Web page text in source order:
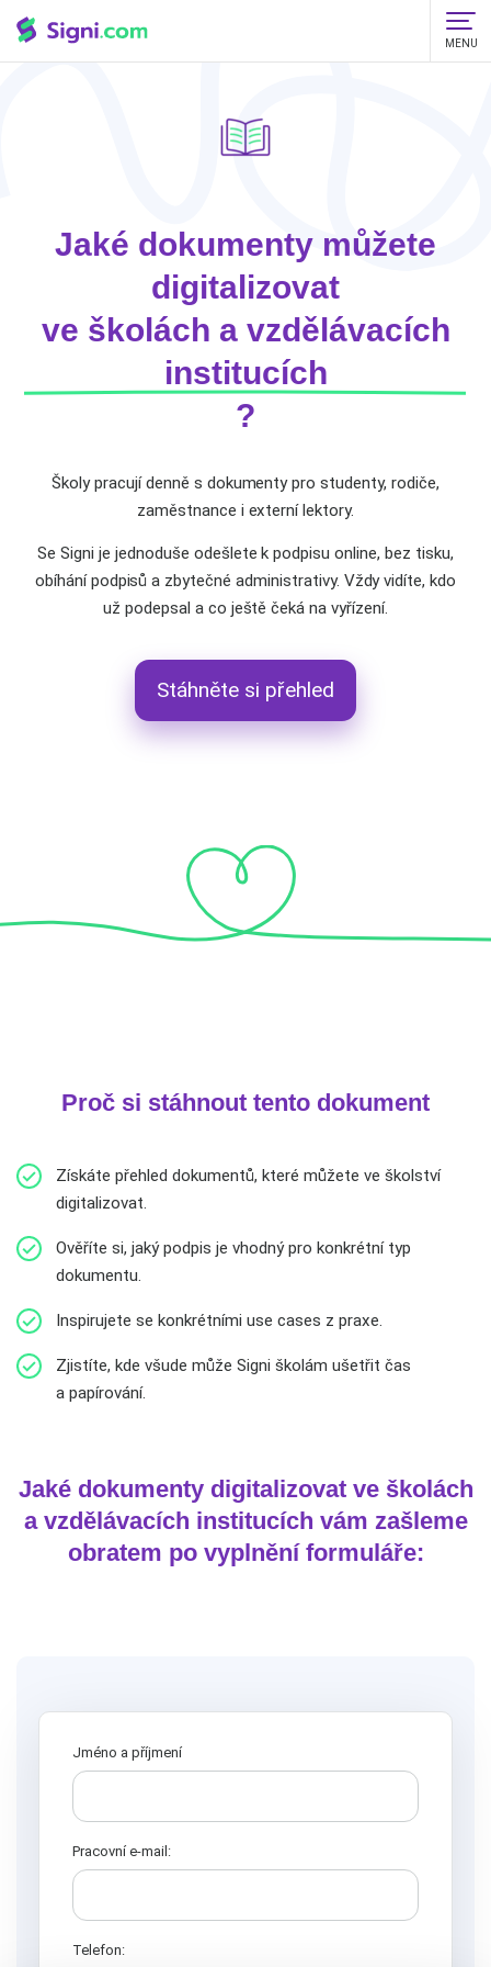
MENU
Jaké dokumenty můžete
digitalizovat
ve školách a vzdělávacích
institucích
?
Školy pracují denně s dokumenty pro studenty, rodiče,
zaměstnance i externí lektory.
Se Signi je jednoduše odešlete k podpisu online, bez tisku,
obíhání podpisů a zbytečné administrativy. Vždy vidíte, kdo
už podepsal a co ještě čeká na vyřízení.
Stáhněte si přehled
Proč si stáhnout tento dokument
Získáte přehled dokumentů, které můžete ve školství
digitalizovat.
Ověříte si, jaký podpis je vhodný pro konkrétní typ
dokumentu.
Inspirujete se konkrétními use cases z praxe.
Zjistíte, kde všude může Signi školám ušetřit čas
a papírování.
Jaké dokumenty digitalizovat ve školách
a vzdělávacích institucích vám zašleme
obratem po vyplnění formuláře:
Jméno a příjmení
Pracovní e-mail:
Telefon: